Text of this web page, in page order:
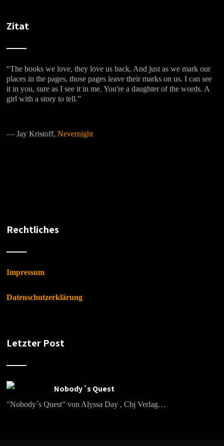
Zitat
“The books we love, they love us back. And just as we mark our
places in the pages, those pages leave their marks on us. I can see
it in you, sure as I see it in me. You're a daughter of the words. A
girl with a story to tell.”
―Jay Kristoff,Nevernight
Rechtliches
Impressum
Datenschutzerklärung
Letzter Post
Nobody´s Quest
"Nobody´s Quest" von Alyssa Day , Cbj Verlag…